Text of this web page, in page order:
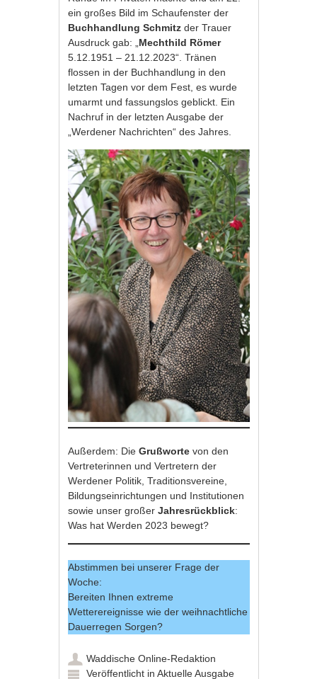
ein großes Bild im Schaufenster der
Buchhandlung Schmitz der Trauer
Ausdruck gab: „Mechthild Römer
5.12.1951 – 21.12.2023“. Tränen
flossen in der Buchhandlung in den
letzten Tagen vor dem Fest, es wurde
umarmt und fassungslos geblickt. Ein
Nachruf in der letzten Ausgabe der
„Werdener Nachrichten“ des Jahres.
Außerdem: DieGrußwortevon den
Vertreterinnen und Vertretern der
Werdener Politik, Traditionsvereine,
Bildungseinrichtungen und Institutionen
sowie unser großerJahresrückblick:
Was hat Werden 2023 bewegt?
Abstimmen bei unserer Frage der
Woche:
Bereiten Ihnen extreme
Wetterereignisse wie der weihnachtliche
Dauerregen Sorgen?
Waddische Online-Redaktion
Veröffentlicht inAktuelle Ausgabe